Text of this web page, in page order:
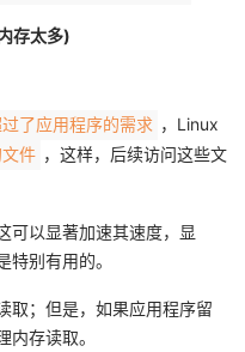
存太多)
了应用程序的需求 ，Linux
件 ，这样，后续访问这些文
可以显著加速其速度，显
别有用的。
取；但是，如果应用程序留
存读取。